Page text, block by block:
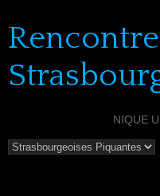
NIQUE